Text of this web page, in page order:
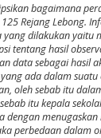
bagaimana
Rejang Lebong.
dilakukan
tentang hasil
data sebagai hasil
ada dalam
oleh sebab itu
itu kepala
dengan
perbedaan